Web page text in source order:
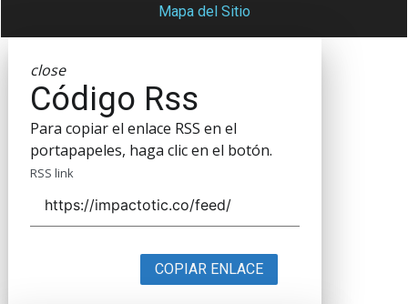
Mapa del Sitio
close
Código Rss
Para copiar el enlace RSS en el
portapapeles, haga clic en el botón.
RSS link
COPIAR ENLACE